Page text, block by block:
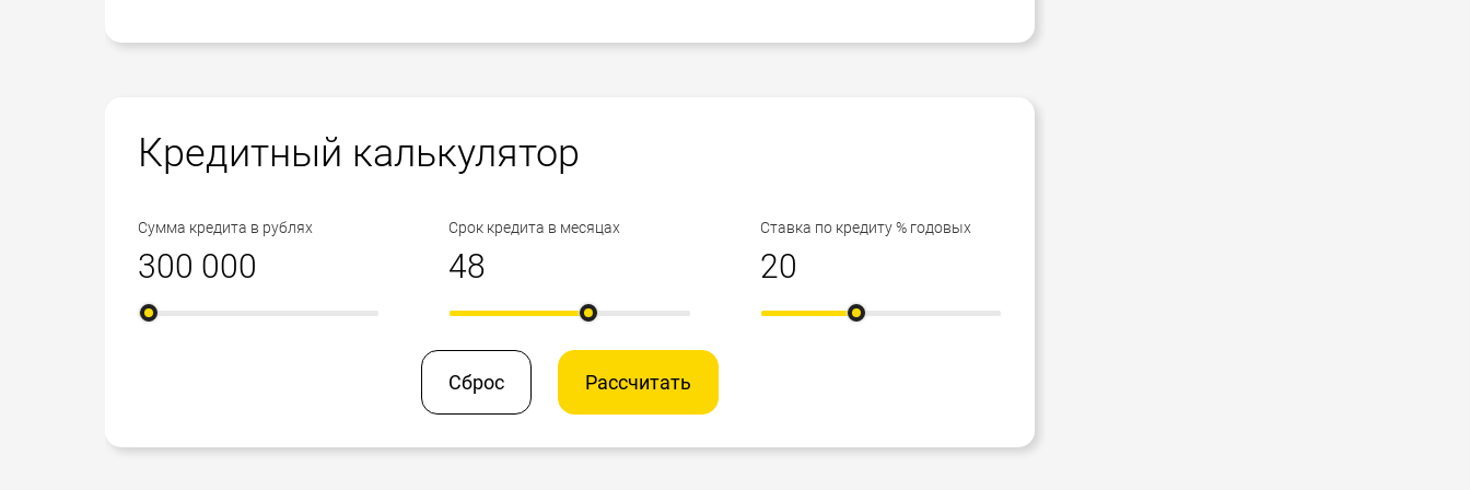
Кредитный калькулятор
Сумма кредита в рублях Срок кредита в месяцах Ставка по кредиту % годовых
Сброс Рассчитать